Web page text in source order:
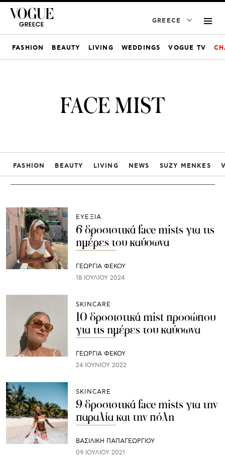
GREECE
FASHION BEAUTY LIVING WEDDINGS VOGUE TV
FACE MIST
FASHION BEAUTY LIVING NEWS SUZY MENKES
ΕΥΕΞΙΑ
6 δροσιστικά face mists για τις
ημέρες του καύσωνα
ΓΕΩΡΓΙΑ ΦΕΚΟΥ
18 ΙΟΥΛΊΟΥ 2024
SKINCARE
10 δροσιστικά mist προσώπου
για τις ημέρες του καύσωνα
ΓΕΩΡΓΙΑ ΦΕΚΟΥ
24 ΙΟΥΝΊΟΥ 2022
SKINCARE
9 δροσιστικά face mists για την
παραλία και την πόλη
ΒΑΣΙΛΙΚΗ ΠΑΠΑΓΕΩΡΓΙΟΥ
09 ΙΟΥΛΊΟΥ 2021